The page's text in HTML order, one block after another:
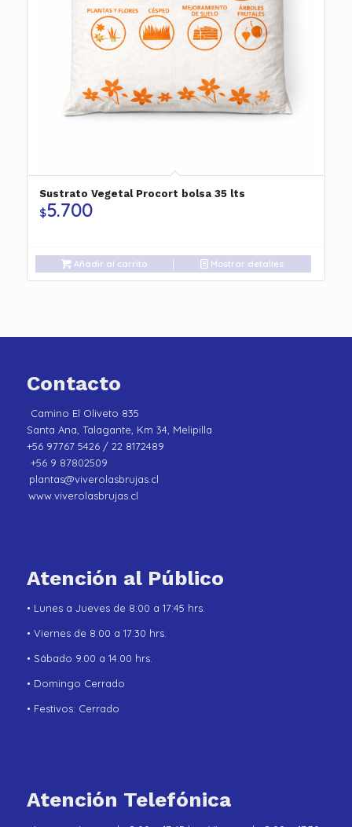
Sustrato Vegetal Procort bolsa 35 lts
$5.700
Añadir al carrito Mostrar detalles
Contacto
Camino El Oliveto 835
Santa Ana, Talagante, Km 34, Melipilla
+56 97767 5426 / 22 8172489
+56 9 87802509
plantas@viverolasbrujas.cl
www.viverolasbrujas.cl
Atención al Público
• Lunes a Jueves de 8:00 a 17:45 hrs.
• Viernes de 8:00 a 17:30 hrs.
• Sábado 9.00 a 14.00 hrs.
• Domingo Cerrado
• Festivos: Cerrado
Atención Telefónica